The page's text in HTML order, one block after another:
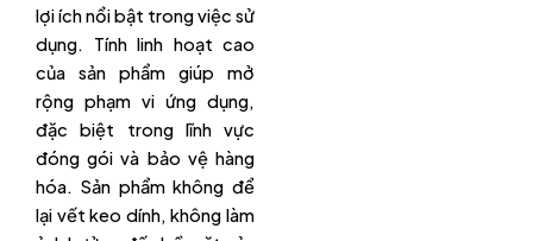
lợi ích nổi bật trong việc sử
dụng. Tính linh hoạt cao
của sản phẩm giúp mở
rộng phạm vi ứng dụng,
đặc biệt trong lĩnh vực
đóng gói và bảo vệ hàng
hóa. Sản phẩm không để
lại vết keo dính, không làm